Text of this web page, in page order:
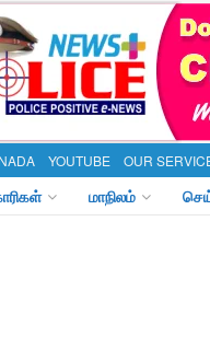
YOUTUBE OUR
மாநிலம்